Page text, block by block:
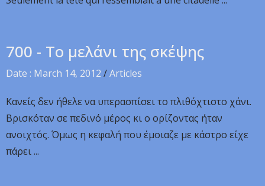
700 - Το μελάνι της σκέψης
Date : March 14, 2012 /Articles
Κανείς δεν ήθελε να υπερασπίσει το πλιθόχτιστο χάνι.
Βρισκόταν σε πεδινό μέρος κι ο ορίζοντας ήταν
ανοιχτός. Όμως η κεφαλή που έμοιαζε με κάστρο είχε
πάρει ...